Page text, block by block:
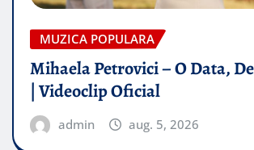
MUZICA POPULARA
Mihaela Petrovici – O Data,
| Videoclip Oficial
admin aug. 5, 2026